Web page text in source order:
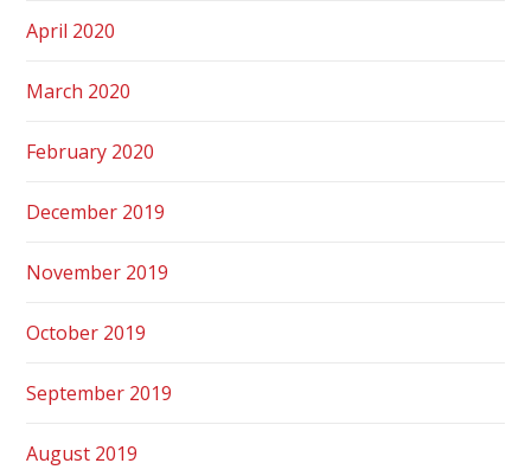
April 2020
March 2020
February 2020
December 2019
November 2019
October 2019
September 2019
August 2019